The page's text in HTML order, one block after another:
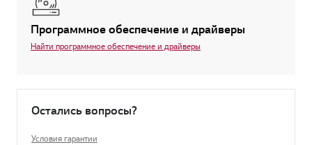
Программное обеспечение и драйверы
Найти программное обеспечение и драйверы
Остались вопросы?
Условия гарантии